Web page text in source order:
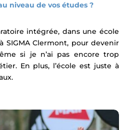
niveau de vos études ?
intégrée, dans une école
SIGMA Clermont, pour devenir
si je n’ai pas encore trop
En plus, l’école est juste à